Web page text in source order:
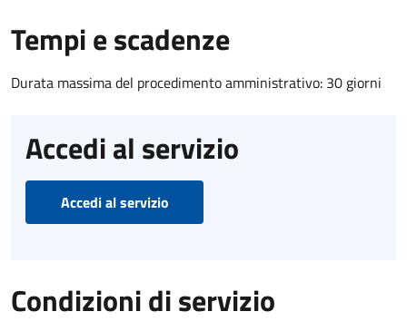
Tempi e scadenze
Durata massima del procedimento amministrativo: 30 giorni
Accedi al servizio
Accedi al servizio
Condizioni di servizio